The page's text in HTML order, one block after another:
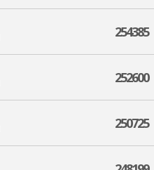
254385
252600
250725